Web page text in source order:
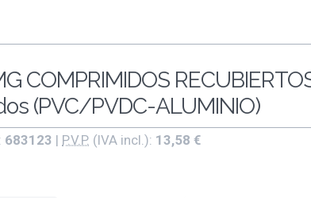
COMPRIMIDOS
(PVC/PVDC-ALUMINIO)
683123 | P.V.P. (IVA incl.): 13,58 €